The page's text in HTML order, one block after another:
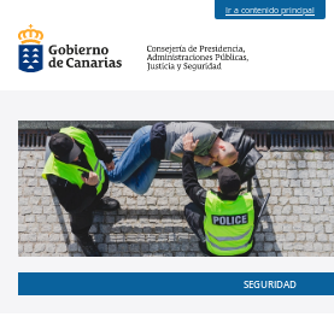
Ir a contenido principal
INICIO FORMACIÓN NOTICIAS
SEGURIDAD